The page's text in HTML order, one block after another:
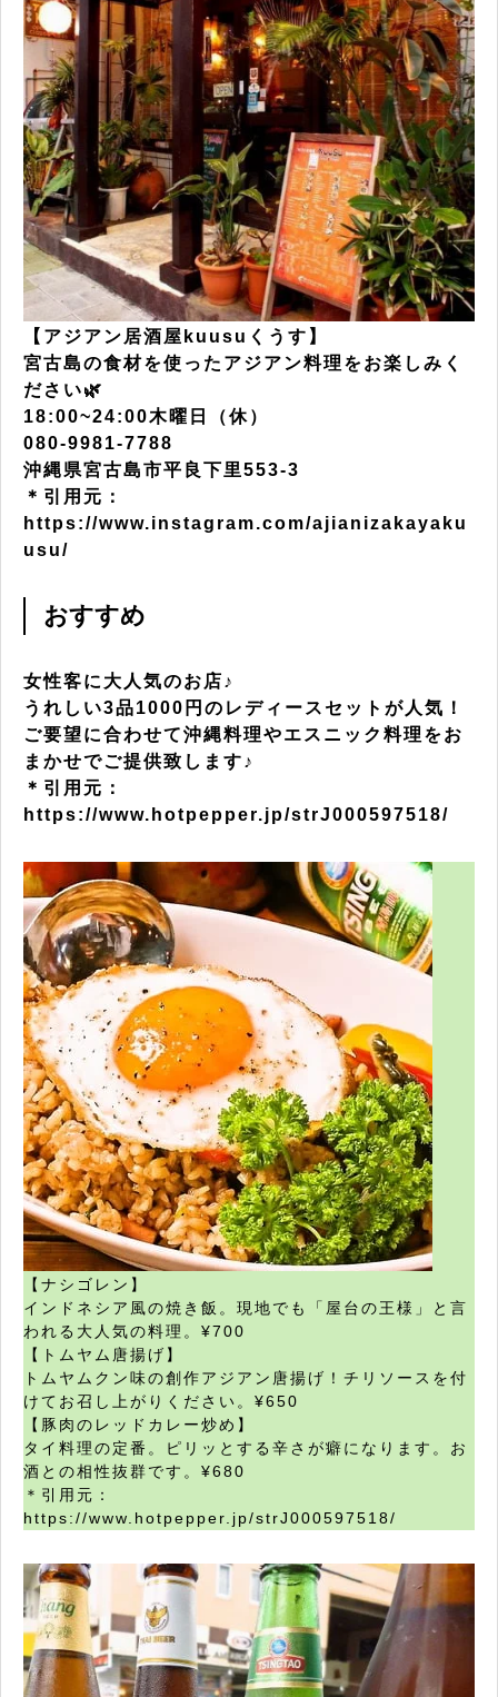
【アジアン居酒屋kuusuくうす】
宮古島の食材を使ったアジアン料理をお楽しみく
ださい🌿
18:00~24:00木曜日（休）
080-9981-7788
沖縄県宮古島市平良下里553-3
＊引用元：
https://www.instagram.com/ajianizakayaku
usu/
おすすめ
女性客に大人気のお店♪
うれしい3品1000円のレディースセットが人気！
ご要望に合わせて沖縄料理やエスニック料理をお
まかせでご提供致します♪
＊引用元：
https://www.hotpepper.jp/strJ000597518/
【ナシゴレン】
インドネシア風の焼き飯。現地でも「屋台の王様」と言
われる大人気の料理。¥700
【トムヤム唐揚げ】
トムヤムクン味の創作アジアン唐揚げ！チリソースを付
けてお召し上がりください。¥650
【豚肉のレッドカレー炒め】
タイ料理の定番。ピリッとする辛さが癖になります。お
酒との相性抜群です。¥680
＊引用元：
https://www.hotpepper.jp/strJ000597518/